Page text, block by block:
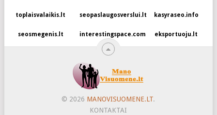
toplaisvalaikis.lt seopaslaugosverslui.lt kasyraseo.info
seosmegenis.lt interestingspace.com eksportuoju.lt
© 2026 MANOVISUOMENE.LT.
KONTAKTAI